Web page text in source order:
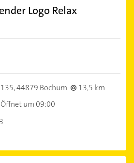
Logo Relax
44879 Bochum
13,5 km
Öffnet um 09:00